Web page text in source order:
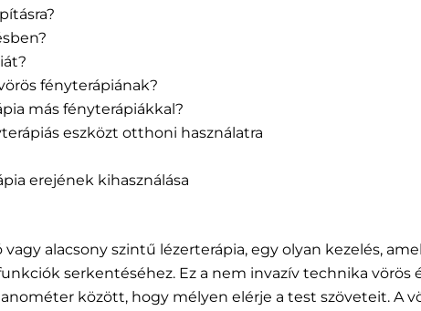
fényterápiának?
más fényterápiákkal?
eszközt otthoni használatra
erejének kihasználása
alacsony szintű lézerterápia, egy olyan kezelés,
serkentéséhez. Ez a nem invazív technika vörös
között, hogy mélyen elérje a test szöveteit. A